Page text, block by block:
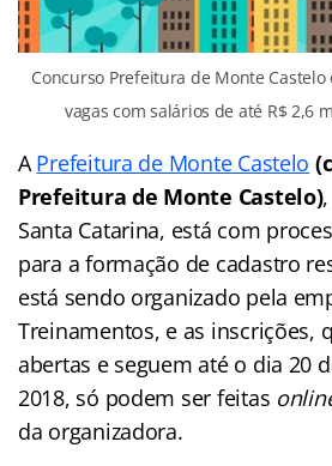
Concurso Prefeitura de Monte Castelo
vagas com salários de até R$ 2,6
APrefeitura de Monte Castelo
Prefeitura de Monte Castelo)
Santa Catarina, está com
para a formação de cadastro
está sendo organizado pela
Treinamentos, e as inscrições,
abertas e seguem até o dia 20
2018, só podem ser feitas
da organizadora.